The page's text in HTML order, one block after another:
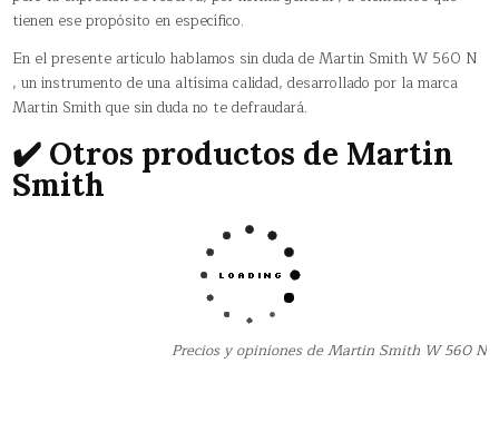
tienen ese propósito en específico.
En el presente artículo hablamos sin duda de Martin Smith W 560 N
, un instrumento de una altísima calidad, desarrollado por la marca
Martin Smith que sin duda no te defraudará.
✔️ Otros productos de Martin
Smith
Precios y opiniones de Martin Smith W 560 N